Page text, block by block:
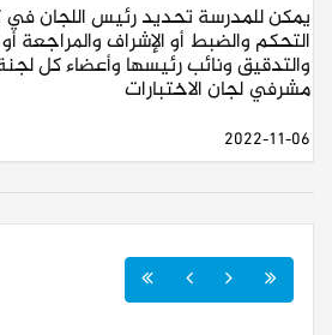
يمكن للمدرسة تحديد رئيس اللجان
التحكم والضبط أو الإشراف والمراجعة
والتدقيق ونائب رئيسها وأعضاء كل
مشرفي لجان الاختبارات
2022-11-06